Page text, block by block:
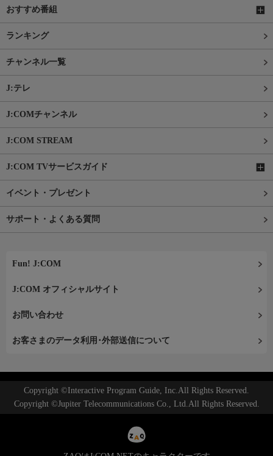
おすすめ番組
ランキング
チャンネル一覧
J:テレ
J:COMチャンネル
J:COM STREAM
J:COM TVサービスガイド
イベント・プレゼント
サポート・よくある質問
Fun! J:COM
J:COM オフィシャルサイト
お問い合わせ
お客さまのデータ利用･外部送信について
Copyright ©Interactive Program Guide, Inc.All Rights Reserved.
Copyright ©Jupiter Telecommunications Co., Ltd.All Rights Reserved.